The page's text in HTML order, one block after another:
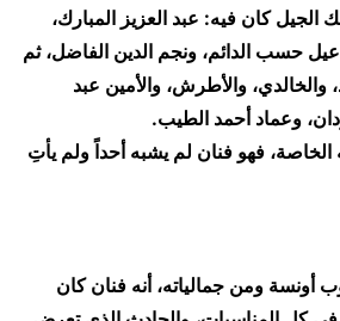
كان فيه: عبد العزيز المبارك،
حسب الدائم، ونجم الدين الفاضل، ثم
والأطرش، والأمين عبد
وعماد أحمد الطيب.
الخاصة، فهو فنان لم يشبه أحداً ولم يأتِ
أونسة ومن جمالياته، أنه فنان كان